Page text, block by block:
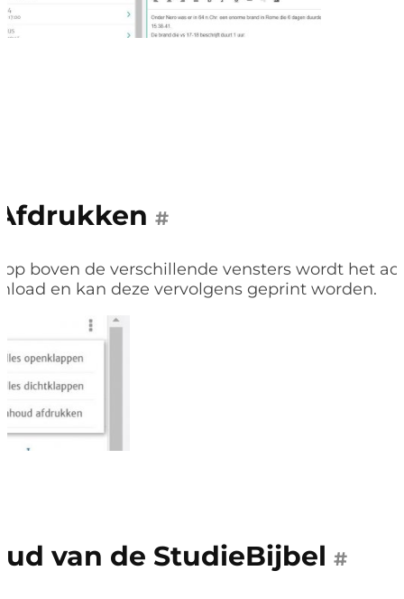
#
boven de verschillende vensters wordt het
en kan deze vervolgens geprint worden.
van de StudieBijbel #